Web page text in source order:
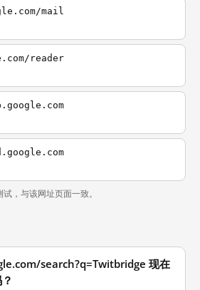
mail
reader
，与该网址页面一致。
search?q=Twitbridge 现在